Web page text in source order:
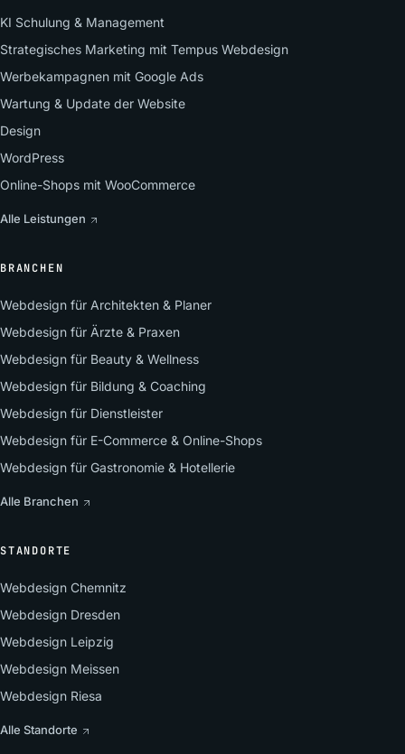
KI Schulung & Management
Strategisches Marketing mit Tempus Webdesign
Werbekampagnen mit Google Ads
Wartung & Update der Website
Design
WordPress
Online-Shops mit WooCommerce
Alle Leistungen
BRANCHEN
Webdesign für Architekten & Planer
Webdesign für Ärzte & Praxen
Webdesign für Beauty & Wellness
Webdesign für Bildung & Coaching
Webdesign für Dienstleister
Webdesign für E-Commerce & Online-Shops
Webdesign für Gastronomie & Hotellerie
Alle Branchen
STANDORTE
Webdesign Chemnitz
Webdesign Dresden
Webdesign Leipzig
Webdesign Meissen
Webdesign Riesa
Alle Standorte